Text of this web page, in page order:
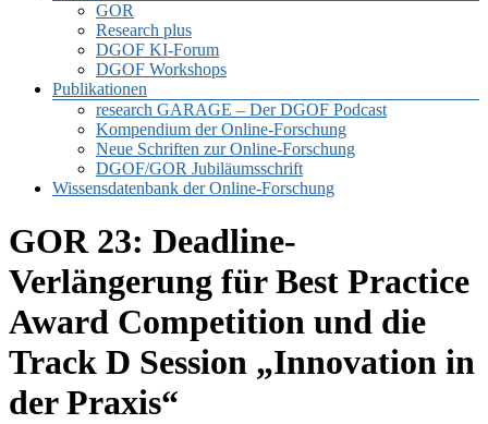
GOR
Research plus
DGOF KI-Forum
DGOF Workshops
Publikationen
research GARAGE – Der DGOF Podcast
Kompendium der Online-Forschung
Neue Schriften zur Online-Forschung
DGOF/GOR Jubiläumsschrift
Wissensdatenbank der Online-Forschung
GOR 23: Deadline-
Verlängerung für Best Practice
Award Competition und die
Track D Session „Innovation in
der Praxis“